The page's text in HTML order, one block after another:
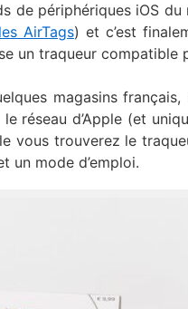
de périphériques iOS du
les AirTags) et c’est
un traqueur compatible
magasins
réseau d’Apple (et
vous trouverez le
un mode d’emploi.